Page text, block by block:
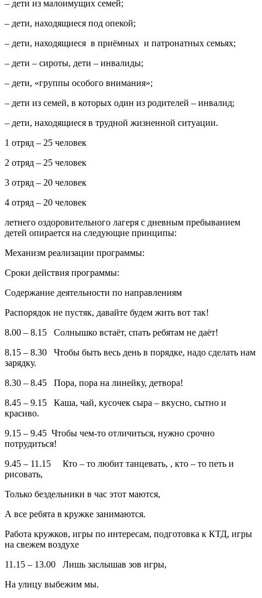
– дети из малоимущих семей;
– дети, находящиеся под опекой;
– дети, находящиеся в приёмных и патронатных семьях;
– дети – сироты, дети – инвалиды;
– дети, «группы особого внимания»;
– дети из семей, в которых один из родителей – инвалид;
– дети, находящиеся в трудной жизненной ситуации.
1 отряд – 25 человек
2 отряд – 25 человек
3 отряд – 20 человек
4 отряд – 20 человек
летнего оздоровительного лагеря с дневным пребыванием
детей опирается на следующие принципы:
Механизм реализации программы:
Сроки действия программы:
Содержание деятельности по направлениям
Распорядок не пустяк, давайте будем жить вот так!
8.00 – 8.15 Солнышко встаёт, спать ребятам не даёт!
8.15 – 8.30 Чтобы быть весь день в порядке, надо сделать нам
зарядку.
8.30 – 8.45 Пора, пора на линейку, детвора!
8.45 – 9.15 Каша, чай, кусочек сыра – вкусно, сытно и
красиво.
9.15 – 9.45 Чтобы чем-то отличиться, нужно срочно
потрудиться!
9.45 – 11.15 Кто – то любит танцевать, , кто – то петь и
рисовать,
Только бездельники в час этот маются,
А все ребята в кружке занимаются.
Работа кружков, игры по интересам, подготовка к КТД, игры
на свежем воздухе
11.15 – 13.00 Лишь заслышав зов игры,
На улицу выбежим мы.